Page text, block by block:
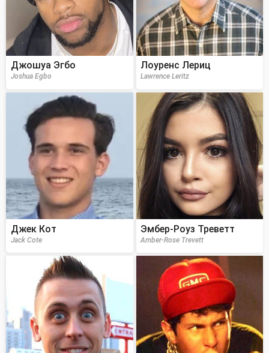
Джошуа Эгбо
Joshua Egbo
Лоуренс Лериц
Lawrence Leritz
Джек Кот
Jack Cote
Эмбер-Роуз Треветт
Amber-Rose Trevett